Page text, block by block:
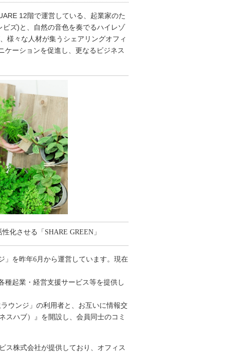
12階で運営している、起業家のた
ズ)と、自然の音色を奏でるハイレゾ
様々な人材が集うシェアリングオフィ
ケーションを促進し、更なるビジネス
化させる「SHARE GREEN」
」を昨年6月から運営しています。現在
種起業・経営支援サービス等を提供し
ウンジ」の利用者と、お互いに情報交
スハブ）』を開設し、会員同士のコミ
ス株式会社が提供しており、オフィス